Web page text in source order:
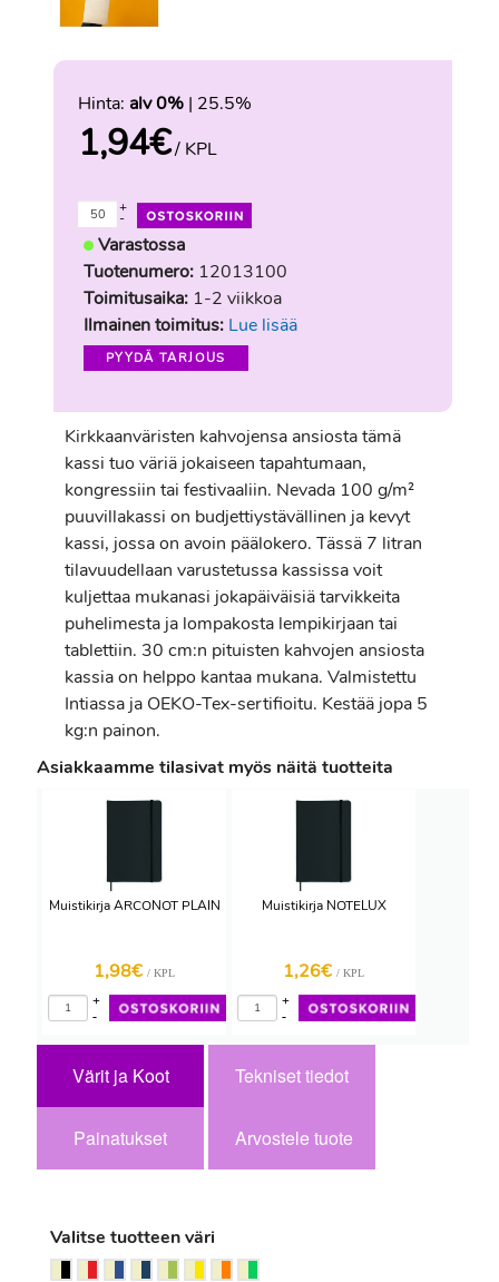
Hinta: alv 0% | 25.5%
1,94€/ KPL
-
+
Varastossa
Tuotenumero: 12013100
Toimitusaika: 1-2 viikkoa
Ilmainen toimitus: Lue lisää
PYYDÄ TARJOUS
Kirkkaanväristen kahvojensa ansiosta tämä
kassi tuo väriä jokaiseen tapahtumaan,
kongressiin tai festivaaliin. Nevada 100 g/m²
puuvillakassi on budjettiystävällinen ja kevyt
kassi, jossa on avoin päälokero. Tässä 7 litran
tilavuudellaan varustetussa kassissa voit
kuljettaa mukanasi jokapäiväisiä tarvikkeita
puhelimesta ja lompakosta lempikirjaan tai
tablettiin. 30 cm:n pituisten kahvojen ansiosta
kassia on helppo kantaa mukana. Valmistettu
Intiassa ja OEKO-Tex-sertifioitu. Kestää jopa 5
kg:n painon.
Asiakkaamme tilasivat myös näitä tuotteita
Muistikirja ARCONOT PLAIN
1,98€ / KPL
-
+
Muistikirja NOTELUX
1,26€ / KPL
-
+
Värit ja Koot Tekniset tiedot
Painatukset Arvostele tuote
Valitse tuotteen väri